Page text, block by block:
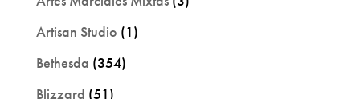
Artisan Studio (1)
Bethesda (354)
Blizzard (51)